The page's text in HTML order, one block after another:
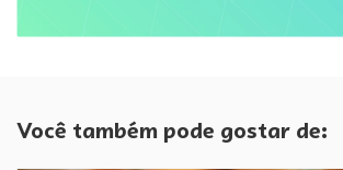
Você também pode gostar de: